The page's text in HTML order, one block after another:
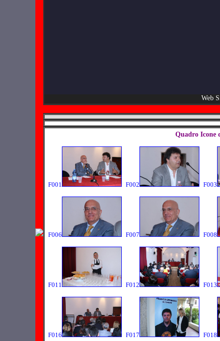
Web
Quadro Icone
F001 F002 F003
F006 F007 F008
F011 F012 F013
F016 F017 F018